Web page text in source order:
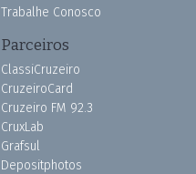
Trabalhe Conosco
Parceiros
ClassiCruzeiro
CruzeiroCard
Cruzeiro FM 92.3
CruxLab
Grafsul
Depositphotos